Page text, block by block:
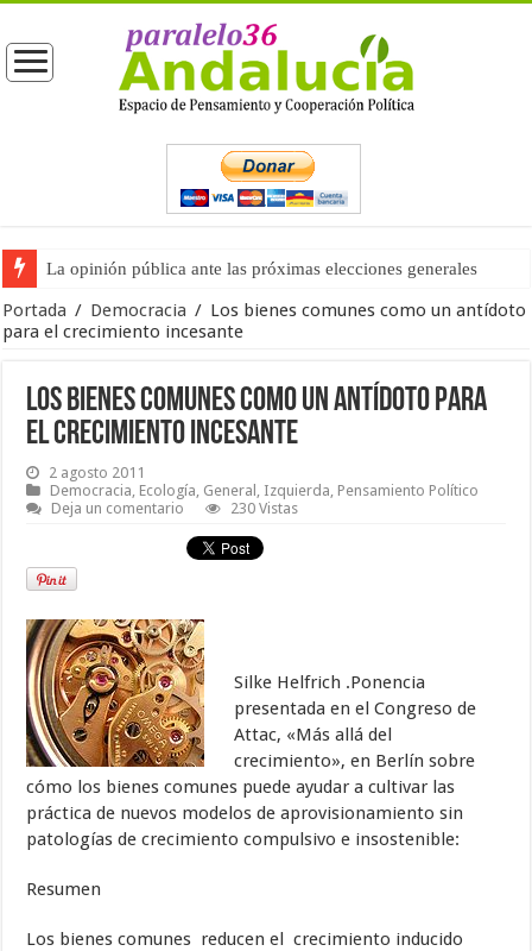
La opinión pública ante las próximas elecciones generales
La situación del turismo en España y en Andalucía (segunda
Portada / Democracia / Los bienes comunes como un antídoto
para el crecimiento incesante
Los bienes comunes como un antídoto para
el crecimiento incesante
2 agosto 2011
Democracia, Ecología, General , Izquierda, Pensamiento Político
Deja un comentario
230 Vistas
Silke Helfrich .Ponencia
presentada en el Congreso de
Attac, «Más allá del
crecimiento», en Berlín sobre
cómo los bienes comunes puede ayudar a cultivar las
práctica de nuevos modelos de aprovisionamiento sin
patologías de crecimiento compulsivo e insostenible:
Resumen
Los bienes comunes reducen el crecimiento inducido